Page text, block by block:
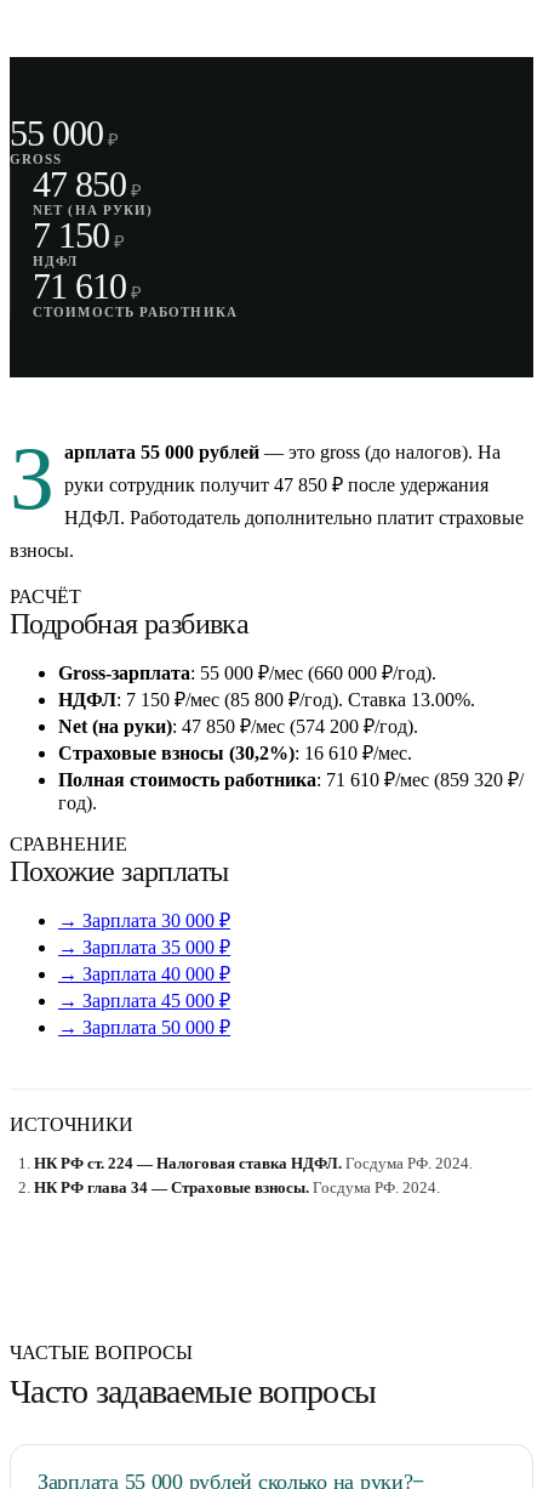
55 000 ₽
GROSS
47 850 ₽
NET (НА РУКИ)
7 150 ₽
НДФЛ
71 610 ₽
СТОИМОСТЬ РАБОТНИКА
З арплата 55 000 рублей — это gross (до налогов). На
руки сотрудник получит 47 850 ₽ после удержания
НДФЛ. Работодатель дополнительно платит страховые
взносы.
РАСЧЁТ
Подробная разбивка
Gross-зарплата: 55 000 ₽/мес (660 000 ₽/год).
НДФЛ: 7 150 ₽/мес (85 800 ₽/год). Ставка 13.00%.
Net (на руки): 47 850 ₽/мес (574 200 ₽/год).
Страховые взносы (30,2%): 16 610 ₽/мес.
Полная стоимость работника: 71 610 ₽/мес (859 320 ₽/
год).
СРАВНЕНИЕ
Похожие зарплаты
→ Зарплата 30 000 ₽
→ Зарплата 35 000 ₽
→ Зарплата 40 000 ₽
→ Зарплата 45 000 ₽
→ Зарплата 50 000 ₽
ИСТОЧНИКИ
НК РФ ст. 224 — Налоговая ставка НДФЛ. Госдума РФ. 2024.
НК РФ глава 34 — Страховые взносы. Госдума РФ. 2024.
ЧАСТЫЕ ВОПРОСЫ
Часто задаваемые вопросы
Зарплата 55 000 рублей сколько на руки?−